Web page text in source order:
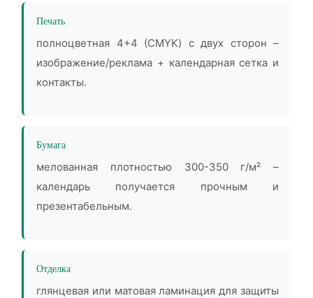
Печать
полноцветная 4+4 (CMYK) с двух сторон –
изображение/реклама + календарная сетка и
контакты.
Бумага
мелованная плотностью 300-350 г/м² –
календарь получается прочным и
презентабельным.
Отделка
глянцевая или матовая ламинация для защиты